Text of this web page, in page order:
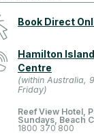
Book Direct
Hamilton
Centre
(within Australia,
Friday)
Reef View Hotel,
Sundays, Beach
1800 370 800